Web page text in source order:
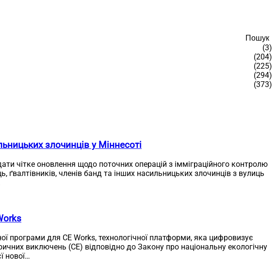
Пошук
(3)
(204)
(225)
(294)
(373)
злочинців у Міннесоті
чітке оновлення щодо поточних операцій з імміграційного контролю
членів банд та інших насильницьких злочинців з вулиць
програми для CE Works, технологічної платформи, яка цифровизує
виключень (CE) відповідно до Закону про національну екологічну
нової…